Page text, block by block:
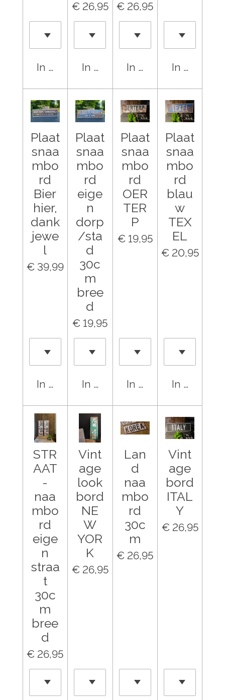
In winkelwagen
€ 26,95
In winkelwagen
€ 26,95
In winkelwagen
In
Plaat
snaa
mbo
rd
Bier
hier,
dank
jewe
l
€ 39,99
In winkelwagen
Plaat
snaa
mbo
rd
eige
n
dorp
/sta
d
30c
m
bree
d
€ 19,95
In winkelwagen
Plaat
snaa
mbo
rd
OER
TER
P
€ 19,95
In winkelwagen
Plaat
snaa
mbo
rd
blau
w
TEX
EL
€ 20,95
In
STR
AAT
-
naa
mbo
rd
eige
n
straa
t
30c
m
bree
d
€ 26,95
Vint
age
look
bord
NE
W
YOR
K
€ 26,95
Lan
d
naa
mbo
rd
30c
m
€ 26,95
Vint
age
bord
ITAL
Y
€ 26,95